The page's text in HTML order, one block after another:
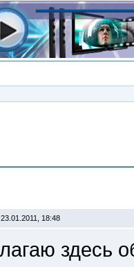
18:48
здесь